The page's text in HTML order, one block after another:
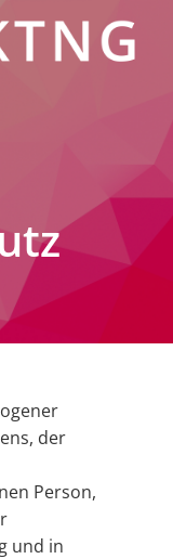
der
Person,
und in